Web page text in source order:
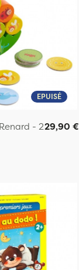
EPUISÉ
- 229,90 €